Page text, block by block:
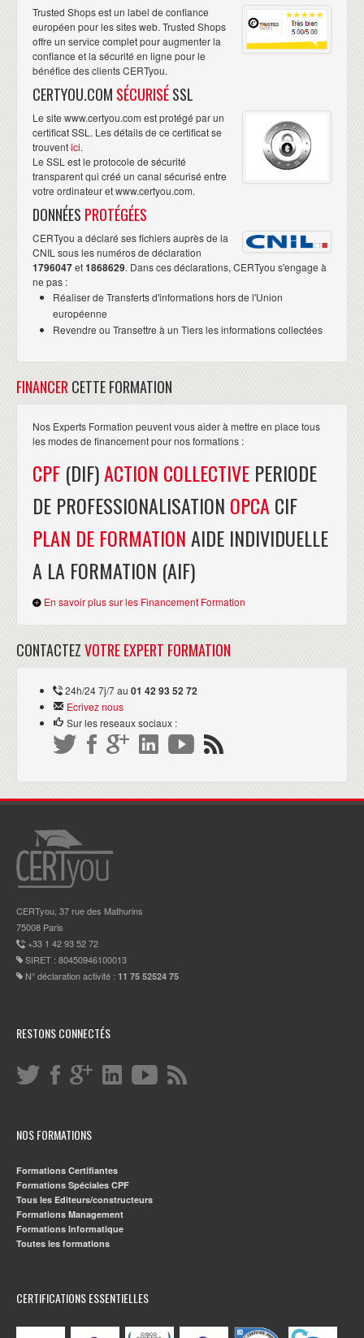
Trusted Shops est un label de confiance
européen pour les sites web. Trusted Shops
offre un service complet pour augmenter la
confiance et la sécurité en ligne pour le
bénéfice des clients CERTyou.
CERTYOU.COM SÉCURISÉSSL
Le site www.certyou.com est protégé par un
certificat SSL. Les détails de ce certificat se
trouventici.
Le SSL est le protocole de sécurité
transparent qui créé un canal sécurisé entre
votre ordinateur et www.certyou.com.
DONNÉES PROTÉGÉES
CERTyou a déclaré ses fichiers auprès de la
CNIL sous les numéros de déclaration
1796047et1868629. Dans ces déclarations, CERTyou s'engage à
ne pas :
Réaliser de Transferts d'informations hors de l'Union
européenne
Revendre ou Transettre à un Tiers les informations collectées
FINANCER CETTE FORMATION
Nos Experts Formation peuvent vous aider à mettre en place tous
les modes de financement pour nos formations :
CPF (DIF)ACTION COLLECTIVE PERIODE
DE PROFESSIONALISATION OPCA CIF
PLAN DE FORMATIONAIDE INDIVIDUELLE
A LA FORMATION (AIF)
En savoir plus sur les Financement Formation
CONTACTEZVOTRE EXPERT FORMATION
24h/24 7j/7 au 01 42 93 52 72
Ecrivez nous
Sur les reseaux sociaux :
CERTyou, 37 rue des Mathurins
75008 Paris
+33 1 42 93 52 72
SIRET : 80450946100013
N° déclaration activité : 11 75 52524 75
RESTONS CONNECTÉS
NOS FORMATIONS
Formations Certifiantes
Formations Spéciales CPF
Tous les Editeurs/constructeurs
Formations Management
Formations Informatique
Toutes les formations
CERTIFICATIONS ESSENTIELLES